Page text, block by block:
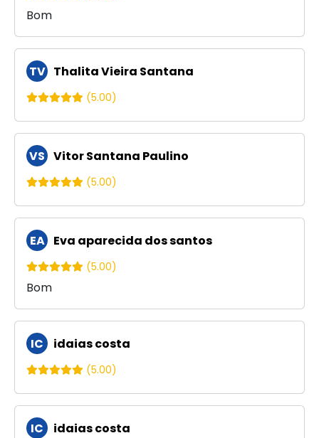
Bom
TV Thalita Vieira Santana
(5.00)
VS Vitor Santana Paulino
(5.00)
EA Eva aparecida dos santos
(5.00)
Bom
IC idaias costa
(5.00)
IC idaias costa